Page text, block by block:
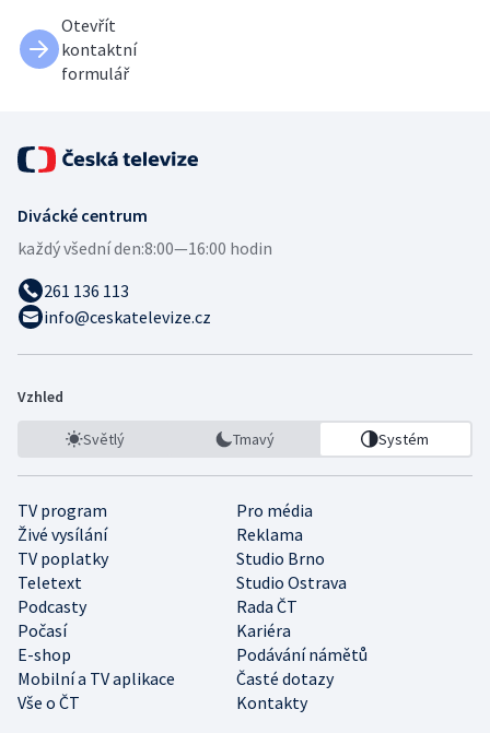
Otevřít
kontaktní
formulář
Divácké centrum
každý všední den:8:00—16:00 hodin
261 136 113
info@ceskatelevize.cz
Vzhled
Světlý Tmavý Systém
TV program
Pro média
Živé vysílání
Reklama
TV poplatky
Studio Brno
Teletext
Studio Ostrava
Podcasty
Rada ČT
Počasí
Kariéra
E-shop
Podávání námětů
Mobilní a TV aplikace
Časté dotazy
Vše o ČT
Kontakty